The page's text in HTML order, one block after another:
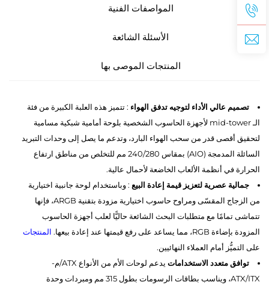
المواصفات الفنية
الأسئلة الشائعة
المنتجات الموصى بها
تصميم عالي الأداء لتوجيه تدفق الهواء : تتميز هذه العلبة الكبيرة من فئة
الـ mid-tower لأجهزة الحاسوب الشخصية بلوحة أمامية شبكية مسامية
لتحقيق أقصى قدر من سحب الهواء البارد، وتدعم ما يصل إلى وحدات التبريد
السائلة المدمجة (AIO) بمقاس 240/280 مم للتخلص من مناطق ارتفاع
الحرارة في أنظمة الألعاب الخاضعة لأحمال عالية.
جمالية عصرية لتعزيز قيمة إعادة البيع : وباستخدام لوحة جانبية اختيارية
من الزجاج المقسّى ومراوح حاسوب اختيارية مزودة بتقنية ARGB، فإنها
تتماشى تمامًا مع متطلبات البحث الشائعة حاليًّا لعلب أجهزة الحاسوب
المزودة بإضاءة RGB، مما يساعد على رفع قيمتها عند إعادة بيعها.
المنتجات
على التميُّز أمام العملاء النهائيين.
توافق متعدد الاستخدامات
يدعم لوحات الأم من الأنواع ATX/م-
ATX/ITX، ويناسب بطاقات الرسومات بطول 315 مم ومبردات وحدة